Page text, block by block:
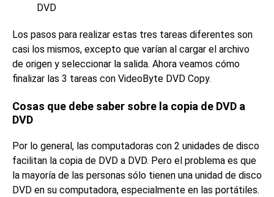
DVD
Los pasos para realizar estas tres tareas diferentes son
casi los mismos, excepto que varían al cargar el archivo
de origen y seleccionar la salida. Ahora veamos cómo
finalizar las 3 tareas con VideoByte DVD Copy.
Cosas que debe saber sobre la copia de DVD a
DVD
Por lo general, las computadoras con 2 unidades de disco
facilitan la copia de DVD a DVD. Pero el problema es que
la mayoría de las personas sólo tienen una unidad de disco
DVD en su computadora, especialmente en las portátiles.